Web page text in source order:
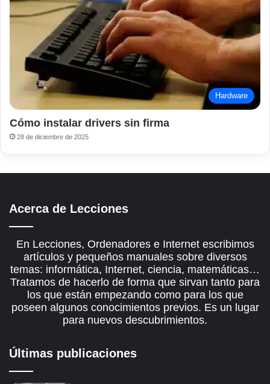
Hardware
Cómo instalar drivers sin firma
28 de diciembre de 2025
Acerca de Lecciones
En Lecciones, Ordenadores e Internet escribimos
artículos y pequeños manuales sobre diversos
temas: informática, Internet, ciencia, matemáticas…
Tratamos de hacerlo de forma que sirvan tanto para
los que están empezando como para los que
poseen algunos conocimientos previos. Es un lugar
para nuevos descubrimientos.
Últimas publicaciones